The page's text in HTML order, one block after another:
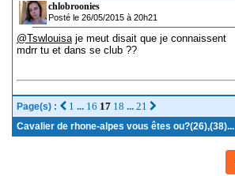
chlobroonies
Posté le 26/05/2015 à 20h21
@Tswlouisa je meut disait que je connaissent
mdrr tu et dans se club ??
Page(s) : 1 ... 16 17 18 ... 21
Cavalier de rhone-alpes vous êtes ou?(26),(38)...